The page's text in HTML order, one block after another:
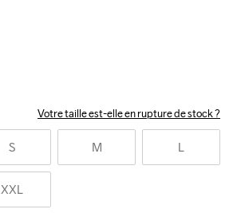
Votre taille est-elle en rupture de stock ?
S M L
XXL